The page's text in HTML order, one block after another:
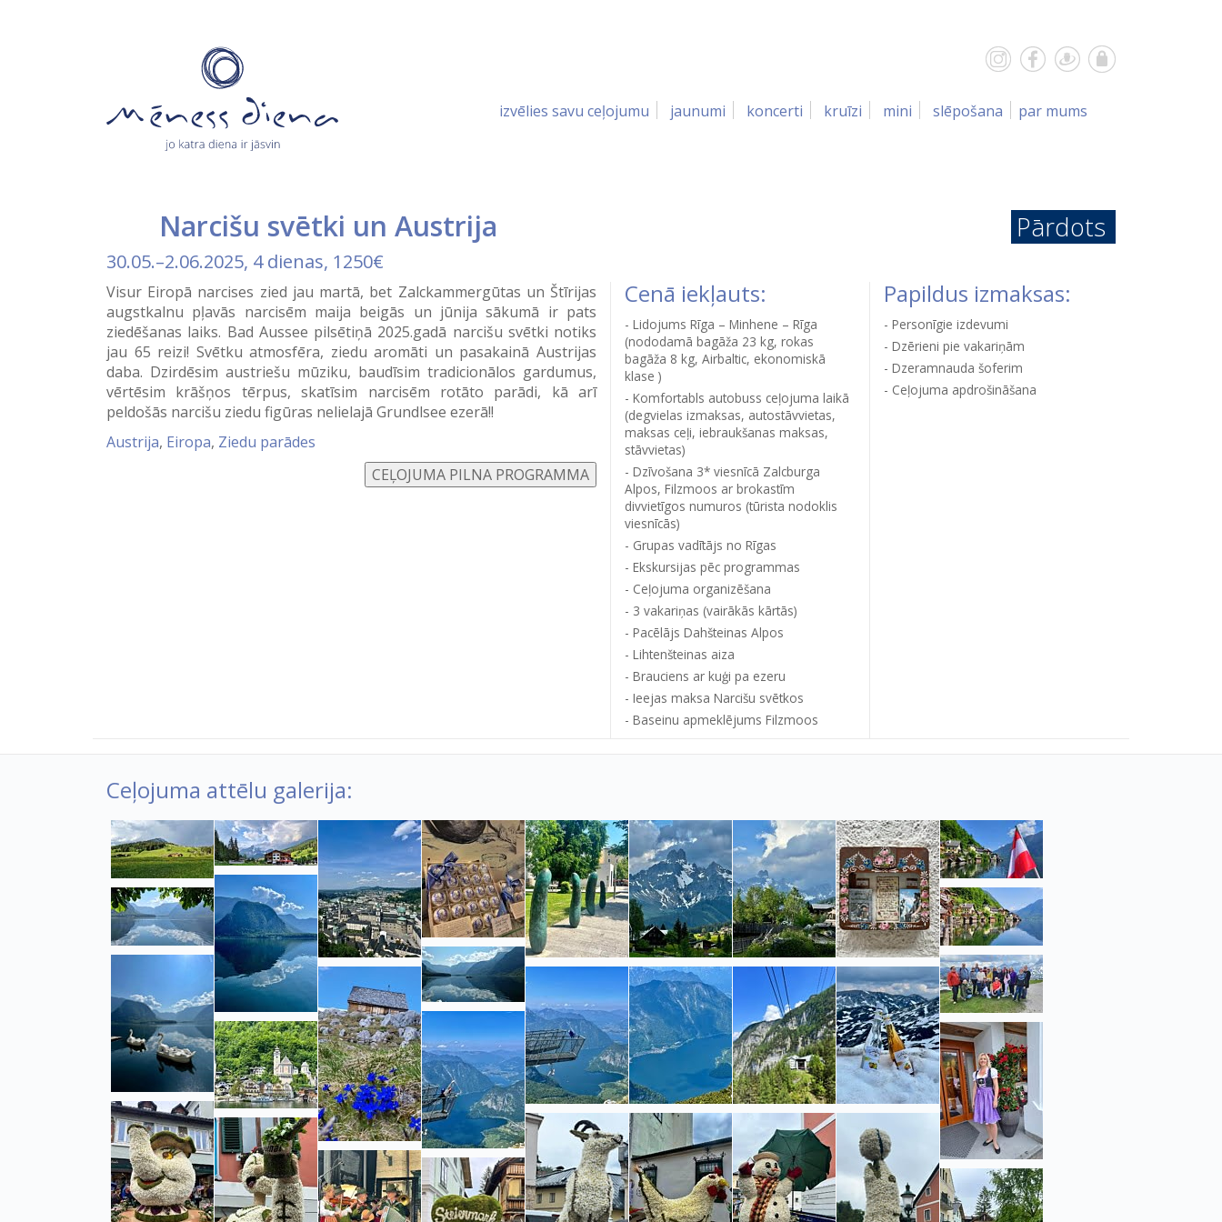
izvēlies savu ceļojumu jaunumi koncerti kruīzi mini slēpošana par mums
Narcišu svētki un Austrija Pārdots
30.05.–2.06.2025, 4 dienas, 1250€
Visur Eiropā narcises zied jau martā, bet Zalckammergūtas un Štīrijas
augstkalnu pļavās narcisēm maija beigās un jūnija sākumā ir pats
ziedēšanas laiks. Bad Aussee pilsētiņā 2025.gadā narcišu svētki notiks
jau 65 reizi! Svētku atmosfēra, ziedu aromāti un pasakainā Austrijas
daba. Dzirdēsim austriešu mūziku, baudīsim tradicionālos gardumus,
vērtēsim krāšņos tērpus, skatīsim narcisēm rotāto parādi, kā arī
peldošās narcišu ziedu figūras nelielajā Grundlsee ezerā!!
Austrija, Eiropa, Ziedu parādes
Cenā iekļauts:
Lidojums Rīga – Minhene – Rīga
(nododamā bagāža 23 kg, rokas
bagāža 8 kg, Airbaltic, ekonomiskā
klase )
Komfortabls autobuss ceļojuma laikā
(degvielas izmaksas, autostāvvietas,
maksas ceļi, iebraukšanas maksas,
stāvvietas)
Dzīvošana 3* viesnīcā Zalcburga
Alpos, Filzmoos ar brokastīm
divvietīgos numuros (tūrista nodoklis
viesnīcās)
Grupas vadītājs no Rīgas
Ekskursijas pēc programmas
Ceļojuma organizēšana
3 vakariņas (vairākās kārtās)
Pacēlājs Dahšteinas Alpos
Lihtenšteinas aiza
Brauciens ar kuģi pa ezeru
Ieejas maksa Narcišu svētkos
Baseinu apmeklējums Filzmoos
Papildus izmaksas:
Personīgie izdevumi
Dzērieni pie vakariņām
Dzeramnauda šoferim
Ceļojuma apdrošināšana
Ceļojuma attēlu galerija: